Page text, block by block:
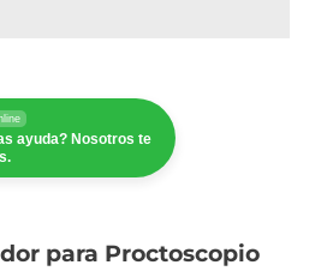
ayuda? Nosotros te
para Proctoscopio